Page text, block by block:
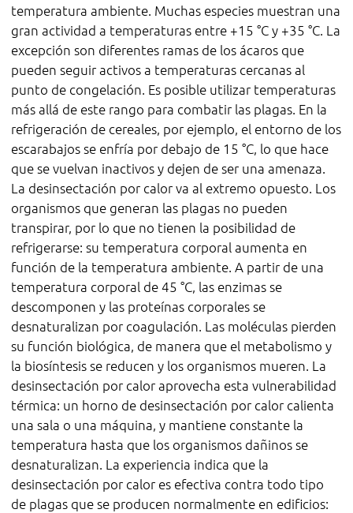
temperatura ambiente. Muchas especies muestran una
gran actividad a temperaturas entre +15 °C y +35 °C. La
excepción son diferentes ramas de los ácaros que
pueden seguir activos a temperaturas cercanas al
punto de congelación. Es posible utilizar temperaturas
más allá de este rango para combatir las plagas. En la
refrigeración de cereales, por ejemplo, el entorno de los
escarabajos se enfría por debajo de 15 °C, lo que hace
que se vuelvan inactivos y dejen de ser una amenaza.
La desinsectación por calor va al extremo opuesto. Los
organismos que generan las plagas no pueden
transpirar, por lo que no tienen la posibilidad de
refrigerarse: su temperatura corporal aumenta en
función de la temperatura ambiente. A partir de una
temperatura corporal de 45 °C, las enzimas se
descomponen y las proteínas corporales se
desnaturalizan por coagulación. Las moléculas pierden
su función biológica, de manera que el metabolismo y
la biosíntesis se reducen y los organismos mueren. La
desinsectación por calor aprovecha esta vulnerabilidad
térmica: un horno de desinsectación por calor calienta
una sala o una máquina, y mantiene constante la
temperatura hasta que los organismos dañinos se
desnaturalizan. La experiencia indica que la
desinsectación por calor es efectiva contra todo tipo
de plagas que se producen normalmente en edificios: